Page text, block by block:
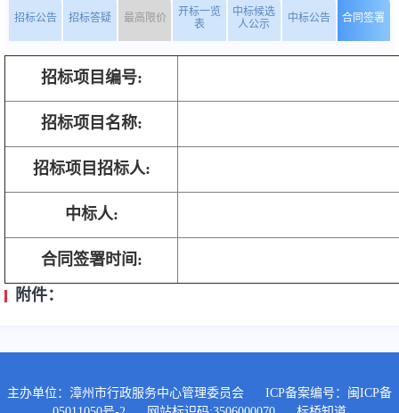
招标公告 招标答疑 最高限价
开标一览
表
中标候选
人公示
中标公告 合同签署
招标项目编号:
招标项目名称:
招标项目招标人:
中标人:
合同签署时间:
附件：
主办单位：漳州市行政服务中心管理委员会 ICP备案编号： 闽ICP备